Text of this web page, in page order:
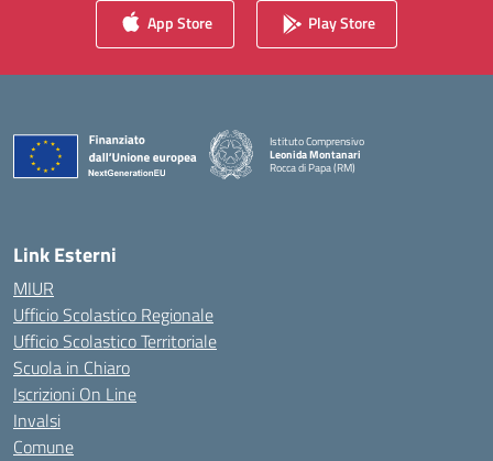
App Store Play Store
Istituto Comprensivo
Leonida Montanari
Rocca di Papa (RM)
— Visita la pagina iniziale della scuola
Link Esterni
MIUR
Ufficio Scolastico Regionale
Ufficio Scolastico Territoriale
Scuola in Chiaro
Iscrizioni On Line
Invalsi
Comune